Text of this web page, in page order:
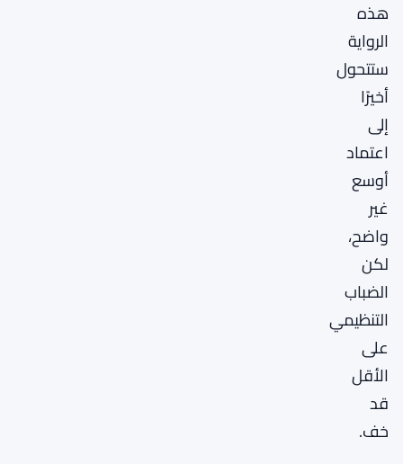
هذه
الرواية
ستتحول
أخيرًا
إلى
اعتماد
أوسع
غير
واضح،
لكن
الضباب
التنظيمي
على
الأقل
قد
خف.